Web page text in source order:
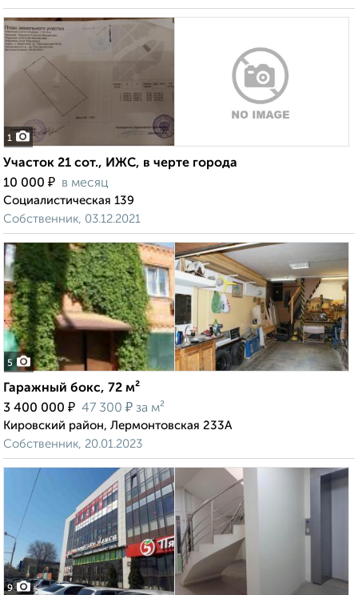
1
Участок 21 сот., ИЖС, в черте города
10 000 ₽ в месяц
Социалистическая 139
Собственник, 03.12.2021
5
Гаражный бокс, 72 м²
3 400 000 ₽ 47 300 ₽ за м²
Кировский район, Лермонтовская 233А
Собственник, 20.01.2023
9